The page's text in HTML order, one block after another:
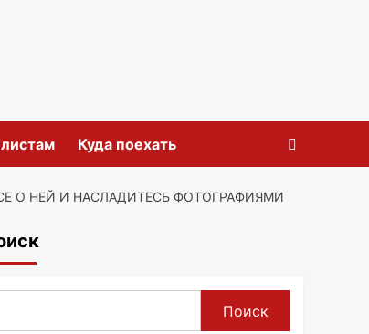
Куда поехать
О НЕЙ И НАСЛАДИТЕСЬ ФОТОГРАФИЯМИ
Поиск